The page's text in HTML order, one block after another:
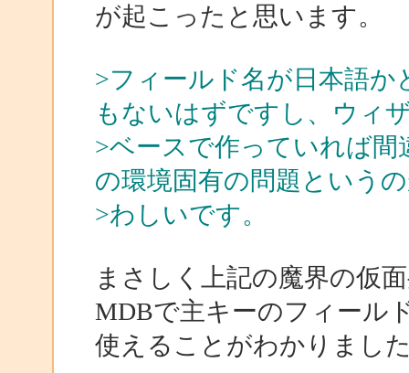
が起こったと思います。
>フィールド名が日本語
もないはずですし、ウィ
>ベースで作っていれば
の環境固有の問題という
>わしいです。
まさしく上記の魔界の仮
MDBで主キーのフィール
使えることがわかりまし